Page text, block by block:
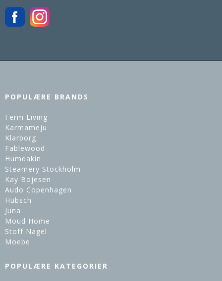
POPULÆRE BRANDS
Ferm Living
Karmameju
Klarborg
Fablewood
Humdakin
Steamery Stockholm
Kay Bojesen
Audo Copenhagen
Hübsch
Juna
Moud Home
Stoff Nagel
Moebe
POPULÆRE KATEGORIER